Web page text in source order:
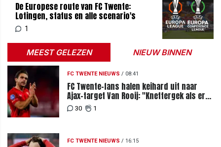
De Europese route van FC Twente:
Lotingen, status en alle scenario's
1
MEEST GELEZEN NIEUW BINNEN
FC TWENTE NIEUWS / 08:41
FC Twente-fans halen keihard uit naar
Ajax-target Van Rooij: "Knettergek als er
nog interesse is"
30 1
FC TWENTE NIEUWS / 16:15